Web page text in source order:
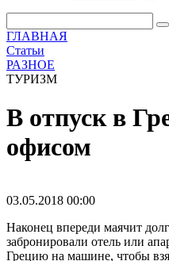
ГЛАВНАЯ
Статьи
РАЗНОЕ
ТУРИЗМ
В отпуск в
офисом
03.05.2018 00:00
Наконец впереди маячит
забронировали отель или
Грецию на машине, чтобы